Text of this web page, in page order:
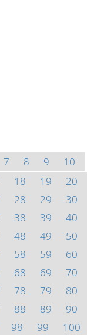
7 8 9
10
18 19
20
28 29
30
38 39
40
48 49
50
58 59
60
68 69
70
78 79
80
88 89
90
98 99
100